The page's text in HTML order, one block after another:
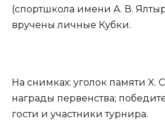
(спортшкола имени А. В.
вручены личные Кубки.
На снимках: уголок памяти X.
награды первенства;
гости и участники турнира.